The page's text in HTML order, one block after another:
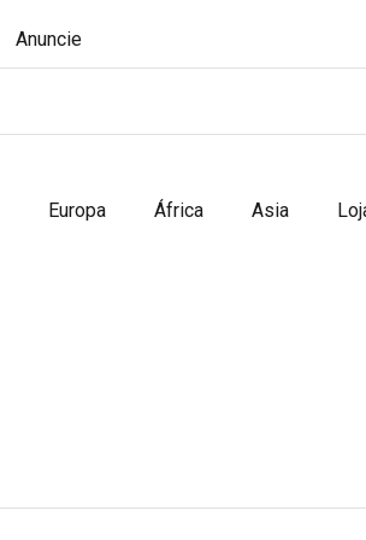
Anuncie
Europa África Asia